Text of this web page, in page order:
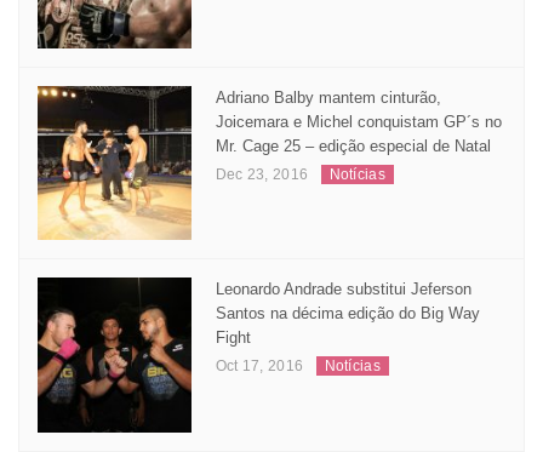
Adriano Balby mantem cinturão,
Joicemara e Michel conquistam GP´s no
Mr. Cage 25 – edição especial de Natal
Dec 23, 2016 Notícias
Leonardo Andrade substitui Jeferson
Santos na décima edição do Big Way
Fight
Oct 17, 2016 Notícias